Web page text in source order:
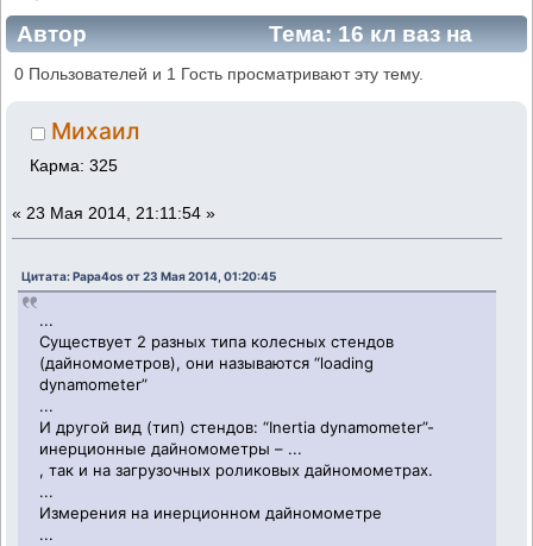
Автор
Тема: 16 кл ваз на
41свят (Прочитано 233119 раз)
0 Пользователей и 1 Гость просматривают эту тему.
Михаил
Карма: 325
« 23 Мая 2014, 21:11:54 »
Цитата: Papa4os от 23 Мая 2014, 01:20:45
...
Существует 2 разных типа колесных стендов
(дайномометров), они называются “loading
dynamometer”
...
И другой вид (тип) стендов: “Inertia dynamometer”-
инерционные дайномометры – ...
, так и на загрузочных роликовых дайномометрах.
...
Измерения на инерционном дайномометре
...